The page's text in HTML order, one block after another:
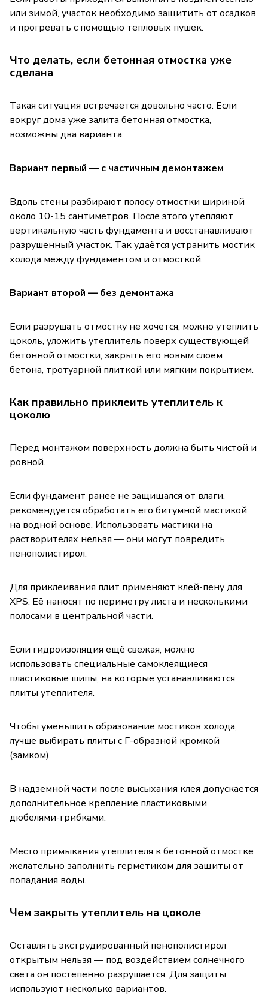
или зимой, участок необходимо защитить от осадков
и прогревать с помощью тепловых пушек.
Что делать, если бетонная отмостка уже
сделана
Такая ситуация встречается довольно часто. Если
вокруг дома уже залита бетонная отмостка,
возможны два варианта:
Вариант первый — с частичным демонтажем
Вдоль стены разбирают полосу отмостки шириной
около 10-15 сантиметров. После этого утепляют
вертикальную часть фундамента и восстанавливают
разрушенный участок. Так удаётся устранить мостик
холода между фундаментом и отмосткой.
Вариант второй — без демонтажа
Если разрушать отмостку не хочется, можно утеплить
цоколь, уложить утеплитель поверх существующей
бетонной отмостки, закрыть его новым слоем
бетона, тротуарной плиткой или мягким покрытием.
Как правильно приклеить утеплитель к
цоколю
Перед монтажом поверхность должна быть чистой и
ровной.
Если фундамент ранее не защищался от влаги,
рекомендуется обработать его битумной мастикой
на водной основе. Использовать мастики на
растворителях нельзя — они могут повредить
пенополистирол.
Для приклеивания плит применяют клей-пену для
XPS. Её наносят по периметру листа и несколькими
полосами в центральной части.
Если гидроизоляция ещё свежая, можно
использовать специальные самоклеящиеся
пластиковые шипы, на которые устанавливаются
плиты утеплителя.
Чтобы уменьшить образование мостиков холода,
лучше выбирать плиты с Г-образной кромкой
(замком).
В надземной части после высыхания клея допускается
дополнительное крепление пластиковыми
дюбелями-грибками.
Место примыкания утеплителя к бетонной отмостке
желательно заполнить герметиком для защиты от
попадания воды.
Чем закрыть утеплитель на цоколе
Оставлять экструдированный пенополистирол
открытым нельзя — под воздействием солнечного
света он постепенно разрушается. Для защиты
используют несколько вариантов.